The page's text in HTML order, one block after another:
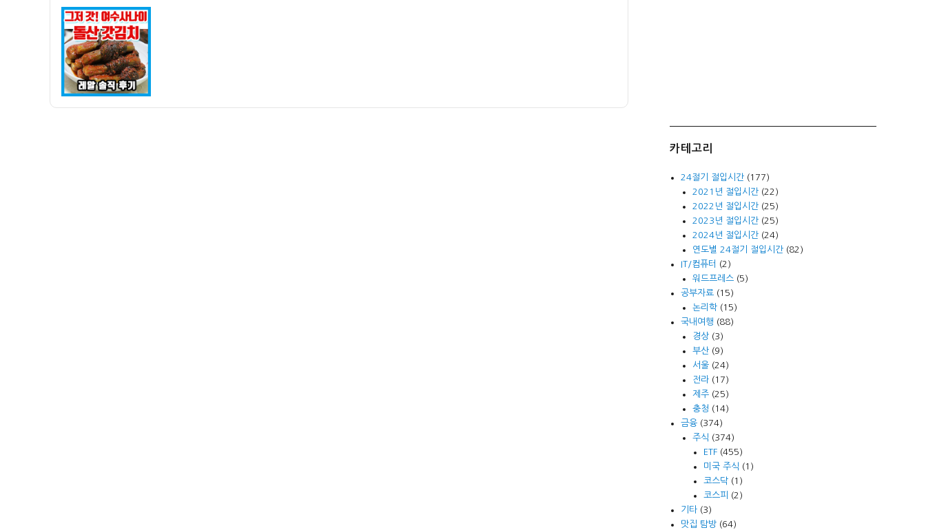
카테고리
24절기 절입시간 (177)
2021년 절입시간(22)
2022년 절입시간(25)
2023년 절입시간(25)
2024년 절입시간(24)
연도별 24절기 절입시간(82)
IT/컴퓨터
(2)
워드프레스(5)
공부자료 (15)
논리학(15)
국내여행 (88)
경상(3)
부산(9)
서울(24)
전라(17)
제주(25)
충청 (14)
금융 (374)
주식 (374)
ETF(455)
미국 주식 (1)
코스닥(1)
코스피
(2)
기타 (3)
맛집 탐방 (64)